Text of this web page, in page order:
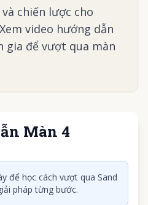
chiến lược cho
video hướng dẫn
gia để vượt qua màn
Màn 4
phát video
để học cách vượt qua Sand
pháp từng bước.